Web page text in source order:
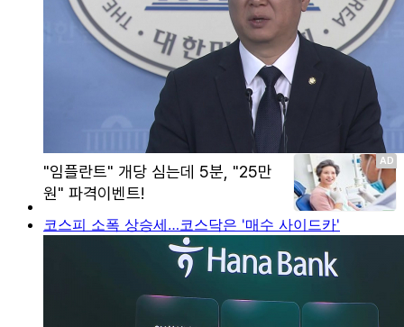
코스피 소폭 상승세…코스닥은 '매수 사이드카'